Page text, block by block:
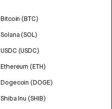
Bitcoin (BTC)
Solana (SOL)
USDC (USDC)
Ethereum (ETH)
Dogecoin (DOGE)
Shiba Inu (SHIB)